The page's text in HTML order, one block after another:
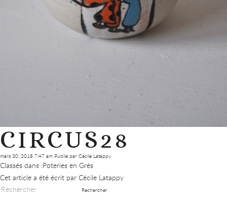
CIRCUS28
mars 30, 2018 7:47 am Publié par Cécile Latappy
Classés dans :Poteries en Grès
Cet article a été écrit par Cécile Latappy
Rechercher